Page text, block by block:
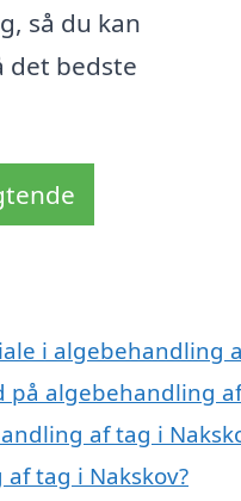
så du kan
bedste
i algebehandling
algebehandling
af tag i
tag i Nakskov?